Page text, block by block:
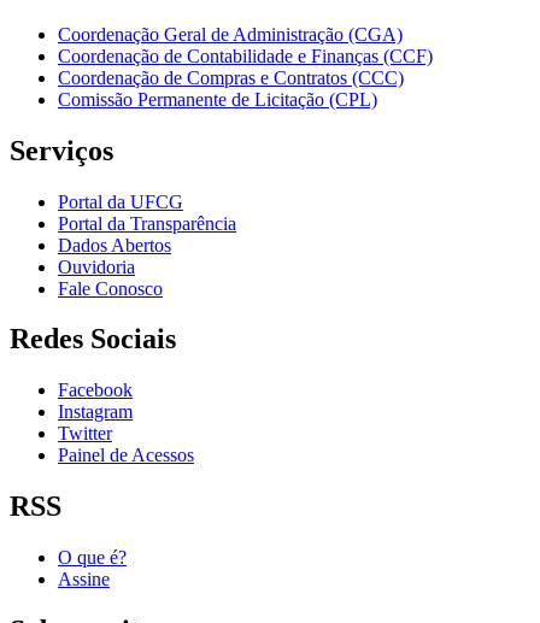
Coordenação Geral de Administração (CGA)
Coordenação de Contabilidade e Finanças (CCF)
Coordenação de Compras e Contratos (CCC)
Comissão Permanente de Licitação (CPL)
Serviços
Portal da UFCG
Portal da Transparência
Dados Abertos
Ouvidoria
Fale Conosco
Redes Sociais
Facebook
Instagram
Twitter
Painel de Acessos
RSS
O que é?
Assine